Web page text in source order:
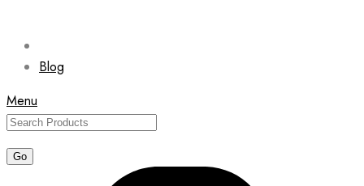
Blog
Menu